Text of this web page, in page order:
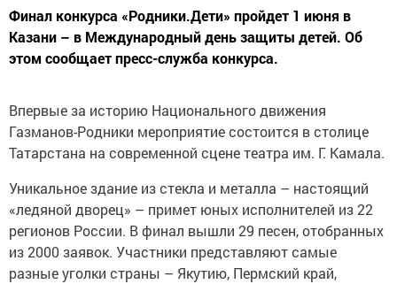
Финал конкурса «Родники.Дети» пройдет 1 июня в
Казани – в Международный день защиты детей. Об
этом сообщает пресс-служба конкурса.
Впервые за историю Национального движения
Газманов-Родники мероприятие состоится в столице
Татарстана на современной сцене театра им. Г. Камала.
Уникальное здание из стекла и металла – настоящий
«ледяной дворец» – примет юных исполнителей из 22
регионов России. В финал вышли 29 песен, отобранных
из 2000 заявок. Участники представляют самые
разные уголки страны – Якутию, Пермский край,